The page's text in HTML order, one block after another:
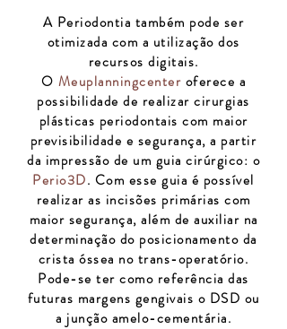
A Periodontia também pode ser
otimizada com a utilização dos
recursos digitais.
O Meuplanningcenter oferece a
possibilidade de realizar cirurgias
plásticas periodontais com maior
previsibilidade e segurança, a partir
da impressão de um guia cirúrgico: o
Perio3D. Com esse guia é possível
realizar as incisões primárias com
maior segurança, além de auxiliar na
determinação do posicionamento da
crista óssea no trans-operatório.
Pode-se ter como referência das
futuras margens gengivais o DSD ou
a junção amelo-cementária.